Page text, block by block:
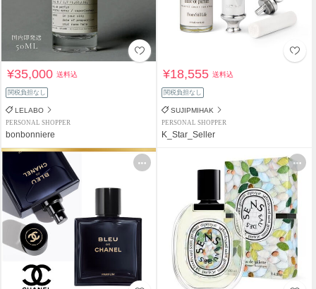
¥35,000送料込
関税負担なし
LELABO
PERSONAL SHOPPER
bonbonniere
¥18,555送料込
関税負担なし
SUJIPMIHAK
PERSONAL SHOPPER
K_Star_Seller